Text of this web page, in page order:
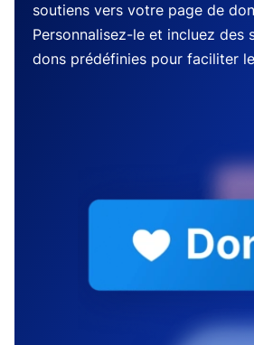
soutiens vers votre page de
Personnalisez-le et incluez des
dons prédéfinies pour faciliter